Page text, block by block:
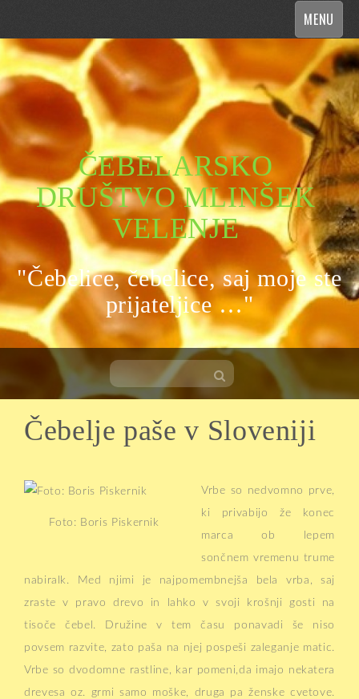
MENU
ČEBELARSKO
DRUŠTVO MLINŠEK
VELENJE
"Čebelice, čebelice, saj moje ste
prijateljice …"
Čebelje paše v Sloveniji
Foto: Boris Piskernik
Vrbe so nedvomno prve,
ki privabijo že konec
marca ob lepem
sončnem vremenu trume
nabiralk. Med njimi je najpomembnejša bela vrba, saj
zraste v pravo drevo in lahko v svoji krošnji gosti na
tisoče čebel. Družine v tem času ponavadi še niso
povsem razvite, zato paša na njej pospeši zaleganje matic.
Vrbe so dvodomne rastline, kar pomeni,da imajo nekatera
drevesa oz. grmi samo moške, druga pa ženske cvetove.